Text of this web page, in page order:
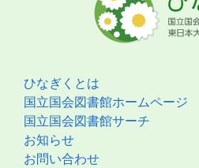
ひなぎくとは
国立国会図書館ホームページ
国立国会図書館サーチ
お知らせ
お問い合わせ